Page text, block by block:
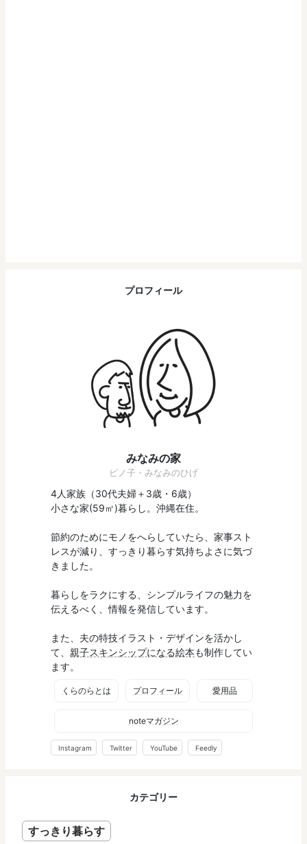
プロフィール
みなみの家
ピノ子・みなみのひげ
4人家族（30代夫婦＋3歳・6歳）
小さな家(59㎡)暮らし。沖縄在住。
節約のためにモノをへらしていたら、家事スト
レスが減り、すっきり暮らす気持ちよさに気づ
きました。
暮らしをラクにする、シンプルライフの魅力を
伝えるべく、情報を発信しています。
また、夫の特技イラスト・デザインを活かし
て、 親子スキンシップになる絵本も制作してい
ます。
くらのらとは プロフィール 愛用品
noteマガジン
Instagram Twitter YouTube Feedly
カテゴリー
すっきり暮らす